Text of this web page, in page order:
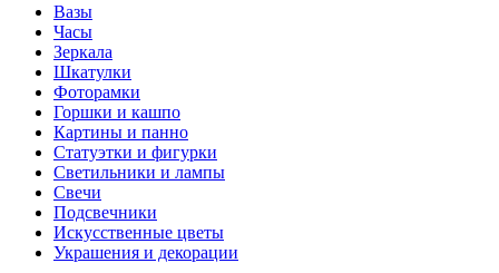
Вазы
Часы
Зеркала
Шкатулки
Фоторамки
Горшки и кашпо
Картины и панно
Статуэтки и фигурки
Светильники и лампы
Свечи
Подсвечники
Искусственные цветы
Украшения и декорации